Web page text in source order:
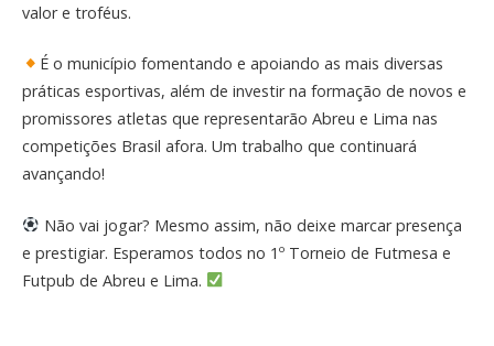
valor e troféus.
É o município fomentando e apoiando as mais diversas
práticas esportivas, além de investir na formação de novos e
promissores atletas que representarão Abreu e Lima nas
competições Brasil afora. Um trabalho que continuará
avançando!
Não vai jogar? Mesmo assim, não deixe marcar presença
e prestigiar. Esperamos todos no 1º Torneio de Futmesa e
Futpub de Abreu e Lima.